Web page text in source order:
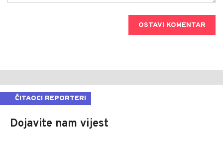
OSTAVI KOMENTAR
ČITAOCI REPORTERI
Dojavite nam vijest